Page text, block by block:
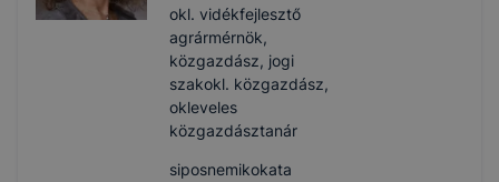
okl. vidékfejlesztő
agrármérnök,
közgazdász, jogi
szakokl. közgazdász,
okleveles
közgazdásztanár
siposnemikokata​